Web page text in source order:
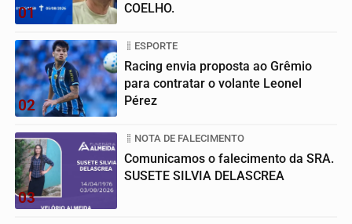
01
COELHO.
02
ESPORTE
Racing envia proposta ao Grêmio
para contratar o volante Leonel
Pérez
03
NOTA DE FALECIMENTO
Comunicamos o falecimento da SRA.
SUSETE SILVIA DELASCREA